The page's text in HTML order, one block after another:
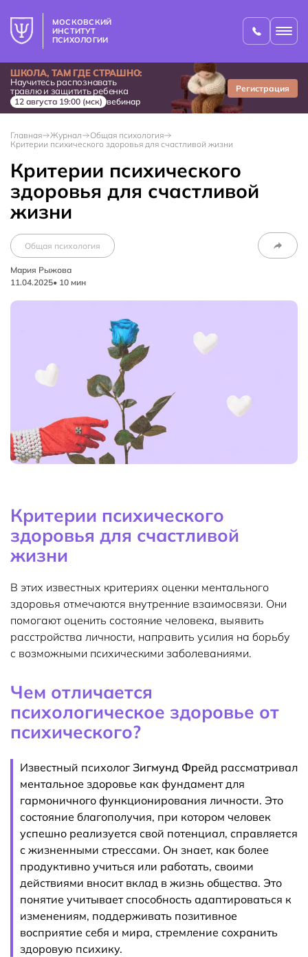
МОСКОВСКИЙ
ИНСТИТУТ
ПСИХОЛОГИИ
ШКОЛА, ТАМ ГДЕ СТРАШНО:
Научитесь распознавать
травлю и защитить ребенка
12 августа 19:00 (мск) вебинар
Регистрация
Главная Журнал
Общая психология
Критерии психического здоровья для счастливой жизни
Критерии психического
здоровья для счастливой
жизни
Мария Рыжова
11.04.2025• 10 мин
Общая психология
Критерии психического
здоровья для счастливой
жизни
В этих известных критериях оценки ментального
здоровья отмечаются внутренние взаимосвязи. Они
помогают оценить состояние человека, выявить
расстройства личности, направить усилия на борьбу
с возможными психическими заболеваниями.
Чем отличается
психологическое здоровье от
психического?
Известный психолог Зигмунд Фрейд рассматривал
ментальное здоровье как фундамент для
гармоничного функционирования личности. Это
состояние благополучия, при котором человек
успешно реализуется свой потенциал, справляется
с жизненными стрессами. Он знает, как более
продуктивно учиться или работать, своими
действиями вносит вклад в жизнь общества. Это
понятие учитывает способность адаптироваться к
изменениям, поддерживать позитивное
восприятие себя и мира, стремление сохранить
здоровую психику.